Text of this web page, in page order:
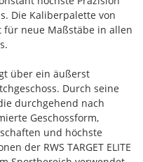
Die Kaliberpalette von
für neue Maßstäbe in allen
über ein äußerst
Durch seine
durchgehend nach
Geschossform,
und höchste
der RWS TARGET ELITE